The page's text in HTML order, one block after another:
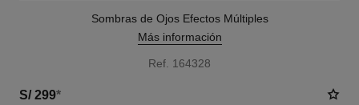
Sombras de Ojos Efectos Múltiples
Más información
Ref. 164328
S/ 299*